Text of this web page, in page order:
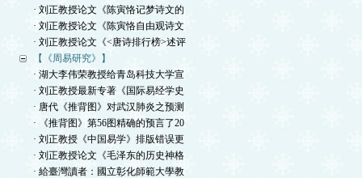
· 刘正教授论文《陈寅恪记梦诗文的
· 刘正教授论文《陈寅恪自由观诗文
· 刘正教授论文《<唐诗排行榜>述评
【《周易研究》】
· 湖大李伟荣教授给青岛科技大学宣
· 刘正教授最新专著《国际易经学史
· 唐代《推背图》对武汉肺炎之预测
· 《推背图》第56图精确的预言了20
· 刘正教授《中国易学》排版错误更
· 刘正教授论文《毛泽东的历史神格
· 給臺灣讀者：國立彰化師範大學教